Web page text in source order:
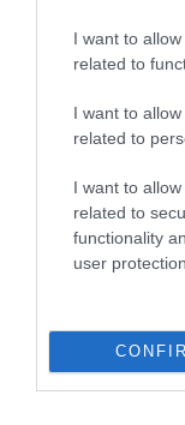
I want to
related to
I want to
related to
I want to
related to
functionality
user protection.